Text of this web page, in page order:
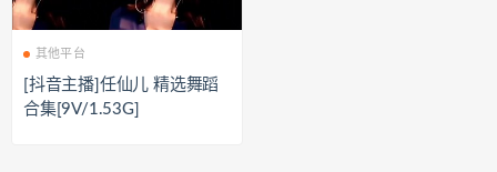
其他平台
[抖音主播]任仙儿 精选舞蹈
合集[9V/1.53G]